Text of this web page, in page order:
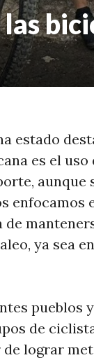
estado
es el
aunque
enfocamos
ya sea
pueblos
de
lograr